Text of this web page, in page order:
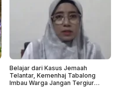
Belajar dari Kasus Jemaah
Telantar, Kemenhaj Tabalong
Imbau Warga Jangan Tergiur